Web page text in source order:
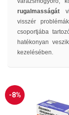
rugalmasságát
visszér
csoportjába
hatékonyan
kezelésében.
-8%